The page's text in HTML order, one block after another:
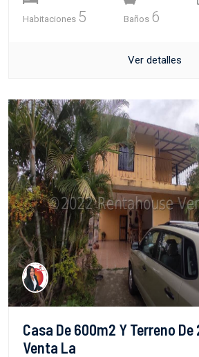
Habitaciones 5 Baños 6
Ver detalles
Casa De 600m2 Y Terreno
Venta La